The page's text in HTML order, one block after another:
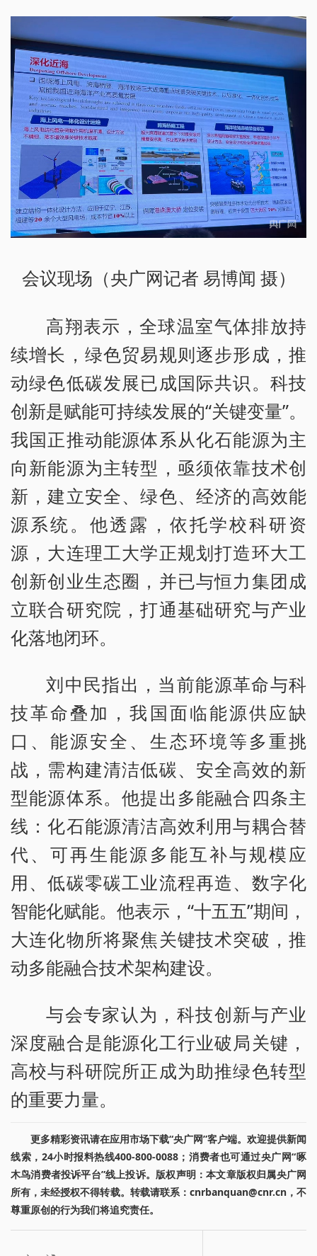
会议现场（央广网记者 易博闻 摄）
高翔表示，全球温室气体排放持
续增长，绿色贸易规则逐步形成，推
动绿色低碳发展已成国际共识。科技
创新是赋能可持续发展的“关键变量”。
我国正推动能源体系从化石能源为主
向新能源为主转型，亟须依靠技术创
新，建立安全、绿色、经济的高效能
源系统。他透露，依托学校科研资
源，大连理工大学正规划打造环大工
创新创业生态圈，并已与恒力集团成
立联合研究院，打通基础研究与产业
化落地闭环。
刘中民指出，当前能源革命与科
技革命叠加，我国面临能源供应缺
口、能源安全、生态环境等多重挑
战，需构建清洁低碳、安全高效的新
型能源体系。他提出多能融合四条主
线：化石能源清洁高效利用与耦合替
代、可再生能源多能互补与规模应
用、低碳零碳工业流程再造、数字化
智能化赋能。他表示，“十五五”期间，
大连化物所将聚焦关键技术突破，推
动多能融合技术架构建设。
与会专家认为，科技创新与产业
深度融合是能源化工行业破局关键，
高校与科研院所正成为助推绿色转型
的重要力量。
更多精彩资讯请在应用市场下载“央广网”客户端。欢迎提供新闻
线索，24小时报料热线400-800-0088；消费者也可通过央广网“啄
木鸟消费者投诉平台”线上投诉。版权声明：本文章版权归属央广网
所有，未经授权不得转载。转载请联系：cnrbanquan@cnr.cn，不
尊重原创的行为我们将追究责任。